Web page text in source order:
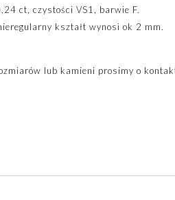
ct, czystości VS1, barwie F.
kształt wynosi ok 2 mm.
lub kamieni prosimy o